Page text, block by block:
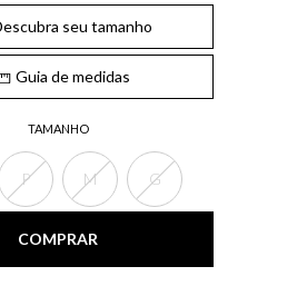
TAMANHO
P M G
seu tamanho
Guia de medidas
COMPRAR